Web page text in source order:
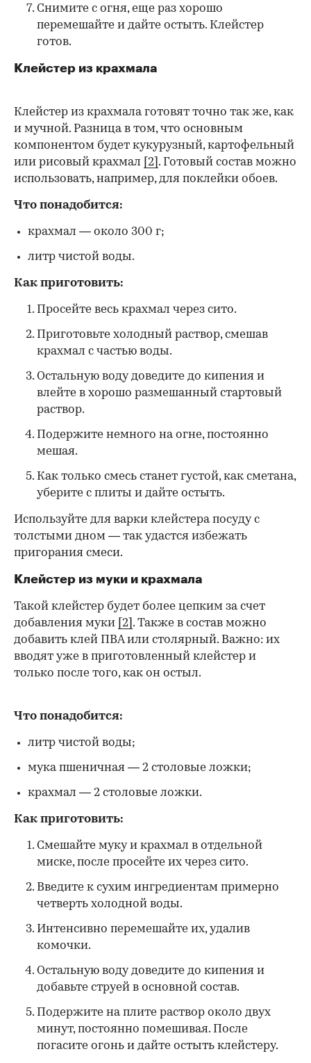
Снимите с огня, еще раз хорошо
перемешайте и дайте остыть. Клейстер
готов.
Клейстер из крахмала
Клейстер из крахмала готовят точно так же, как
и мучной. Разница в том, что основным
компонентом будет кукурузный, картофельный
или рисовый крахмал
[2] . Готовый состав можно
использовать, например, для поклейки обоев.
Что понадобится:
крахмал — около 300 г;
литр чистой воды.
Как приготовить:
Просейте весь крахмал через сито.
Приготовьте холодный раствор, смешав
крахмал с частью воды.
Остальную воду доведите до кипения и
влейте в хорошо размешанный стартовый
раствор.
Подержите немного на огне, постоянно
мешая.
Как только смесь станет густой, как сметана,
уберите с плиты и дайте остыть.
Используйте для варки клейстера посуду с
толстыми дном — так удастся избежать
пригорания смеси.
Клейстер из муки и крахмала
Такой клейстер будет более цепким за счет
добавления муки [2] . Также в состав можно
добавить клей ПВА или столярный. Важно: их
вводят уже в приготовленный клейстер и
только после того, как он остыл.
Что понадобится:
литр чистой воды;
мука пшеничная — 2 столовые ложки;
крахмал — 2 столовые ложки.
Как приготовить:
Смешайте муку и крахмал в отдельной
миске, после просейте их через сито.
Введите к сухим ингредиентам примерно
четверть холодной воды.
Интенсивно перемешайте их, удалив
комочки.
Остальную воду доведите до кипения и
добавьте струей в основной состав.
Подержите на плите раствор около двух
минут, постоянно помешивая. После
погасите огонь и дайте остыть клейстеру.